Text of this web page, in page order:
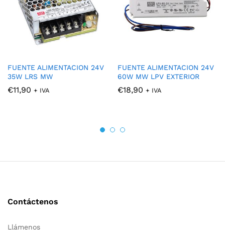
FUENTE ALIMENTACION 24V
35W LRS MW
€11,90 + IVA
FUENTE ALIMENTACION 24V
60W MW LPV EXTERIOR
€18,90 + IVA
Contáctenos
Llámenos